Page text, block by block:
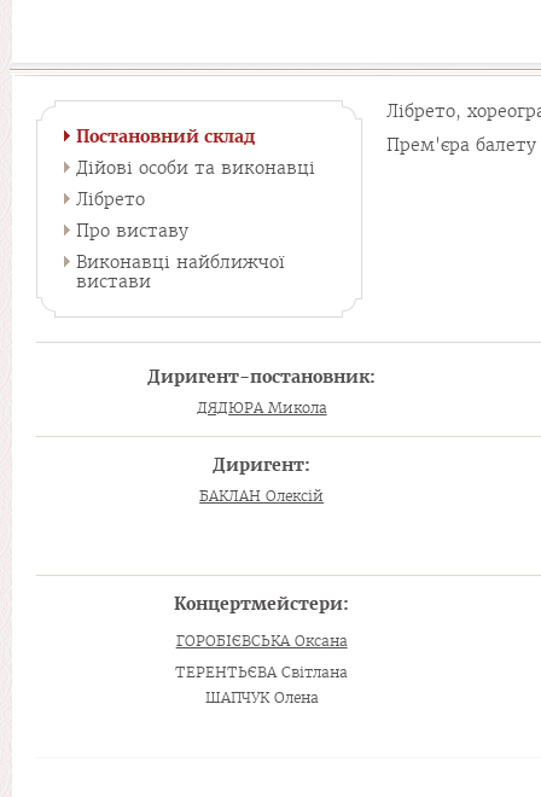
Постановний склад
Дійові особи та виконавці
Лібрето
Про виставу
Виконавці найближчої
вистави
Лібрето,
Прем'єра балету
Диригент-постановник:
ДЯДЮРА Микола
Диригент:
БАКЛАН Олексій
Концертмейстери:
ГОРОБІЄВСЬКА Оксана
ТЕРЕНТЬЄВА Світлана
ШАПЧУК Олена